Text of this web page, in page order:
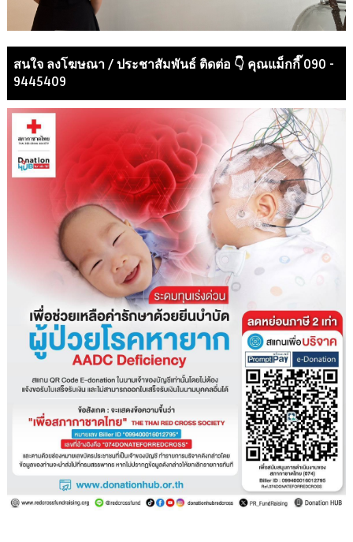
สนใจ ลงโฆษณา / ประชาสัมพันธ์ ติดต่อ 👇 คุณแม็กกี๊ 090 -
9445409